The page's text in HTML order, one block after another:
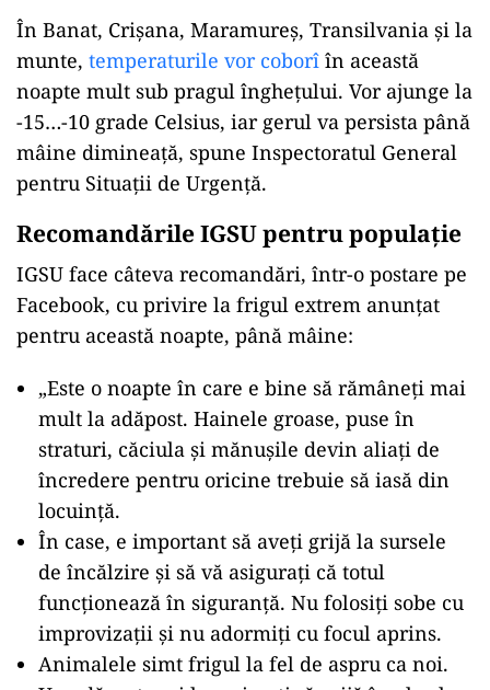
În Banat, Crișana, Maramureș, Transilvania și la
munte, temperaturile vor coborî în această
noapte mult sub pragul înghețului. Vor ajunge la
-15…-10 grade Celsius, iar gerul va persista până
mâine dimineață, spune Inspectoratul General
pentru Situații de Urgență.
ad
Recomandările IGSU pentru populație
IGSU face câteva recomandări, într-o postare pe
Facebook, cu privire la frigul extrem anunțat
pentru această noapte, până mâine: